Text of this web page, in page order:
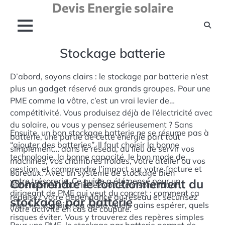
content
Devis Energie solaire
Stockage batterie
D’abord, soyons clairs : le stockage par batterie n’est
plus un gadget réservé aux grands groupes. Pour une
PME comme la vôtre, c’est un vrai levier de
compétitivité. Vous produisez déjà de l’électricité avec
du solaire, ou vous y pensez sérieusement ? Sans
batterie, une partie de cette énergie part tout
simplement… dans le réseau, au lieu de servir vos
machines, vos chambres froides, votre atelier ou vos
bureaux. Avec un système de stockage bien
dimensionné, vous lissez votre consommation,
réduisez votre dépendance au réseau et sécurisez
votre activité en cas de coupure.
Ensuite, un bon stockage batterie ne se résume pas à
“ajouter des batteries”. Il faut choisir la bonne
technologie, la bonne capacité, le bon mode de
gestion, et comprendre l’impact sur votre facture et
votre trésorerie. Ce guide a été pensé pour un
dirigeant de PME qui veut du concret : comment ça
marche, combien ça coûte, quels gains espérer, quels
risques éviter. Vous y trouverez des repères simples
Comprendre le fonctionnement du
stockage par batterie